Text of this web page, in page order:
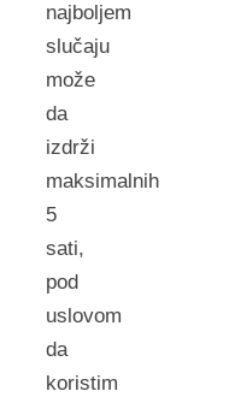
najboljem
slučaju
može
da
izdrži
maksimalnih
5
sati,
pod
uslovom
da
koristim